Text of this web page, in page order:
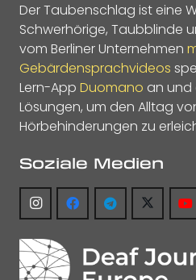
Der Taubenschlag ist eine
Schwerhörige, Taubblinde
vom Berliner Unternehmen
Gebärdensprachvideos
Lern-App Duomano an und
Lösungen, um den Alltag
Hörbehinderungen zu
Soziale Medien